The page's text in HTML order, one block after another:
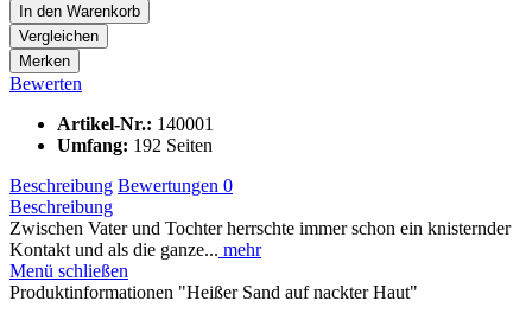
In den Warenkorb
Vergleichen
Merken
Bewerten
Artikel-Nr.: 140001
Umfang: 192 Seiten
Beschreibung Bewertungen 0
Beschreibung
Zwischen Vater und Tochter herrschte immer schon ein knisternder
Kontakt und als die ganze... mehr
Menü schließen
Produktinformationen "Heißer Sand auf nackter Haut"